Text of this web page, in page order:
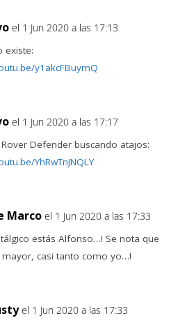
el 1 Jun 2020 a las 17:13
existe:
y1akcFBuymQ
el 1 Jun 2020 a las 17:17
Defender buscando atajos:
YhRwTnJNQLY
Marco el 1 Jun 2020 a las 17:33
estás Alfonso…! Se nota que
mayor, casi tanto como yo…!
el 1 Jun 2020 a las 17:33